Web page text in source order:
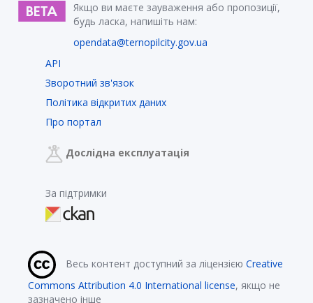
Якщо ви маєте зауваження або пропозиції,
будь ласка, напишіть нам:
opendata@ternopilcity.gov.ua
API
Зворотний зв'язок
Політика відкритих даних
Про портал
Дослідна експлуатація
За підтримки
Весь контент доступний за ліцензією Creative
Commons Attribution 4.0 International license, якщо не
зазначено інше